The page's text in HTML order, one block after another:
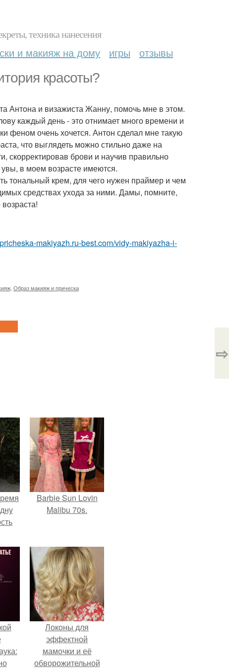
техника нанесения
и макияж на дому игры отзывы
красоты?
Антона и визажиста Жанну, помочь мне в этом.
каждый день - это отнимает много времени и
феном очень хочется. Антон сделал мне такую
что выглядеть можно стильно даже на
скорректировав брови и научив правильно
увы, в моем возрасте имеются.
тональный крем, для чего нужен праймер и чем
средствах ухода за ними. Дамы, помните,
makiyazh.ru-best.com/vidy-makiyazha-i-
Образ макияж и прическа
⇨
Barbie Sun Lovin
Malibu 70s.
Локоны для
эффектной
мамочки и её
обворожительной